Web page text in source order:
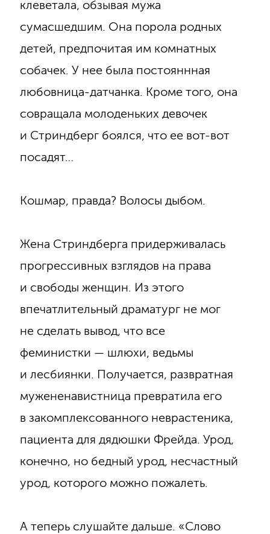
клеветала, обзывая мужа
сумасшедшим. Она порола родных
детей, предпочитая им комнатных
собачек. У нее была постояннная
любовница-датчанка. Кроме того, она
совращала молоденьких девочек
и Стриндберг боялся, что ее вот-вот
посадят…
Кошмар, правда? Волосы дыбом.
Жена Стриндберга придерживалась
прогрессивных взглядов на права
и свободы женщин. Из этого
впечатлительный драматург не мог
не сделать вывод, что все
феминистки — шлюхи, ведьмы
и лесбиянки. Получается, развратная
мужененавистница превратила его
в закомплексованного неврастеника,
пациента для дядюшки Фрейда. Урод,
конечно, но бедный урод, несчастный
урод, которого можно пожалеть.
А теперь слушайте дальше. «Слово